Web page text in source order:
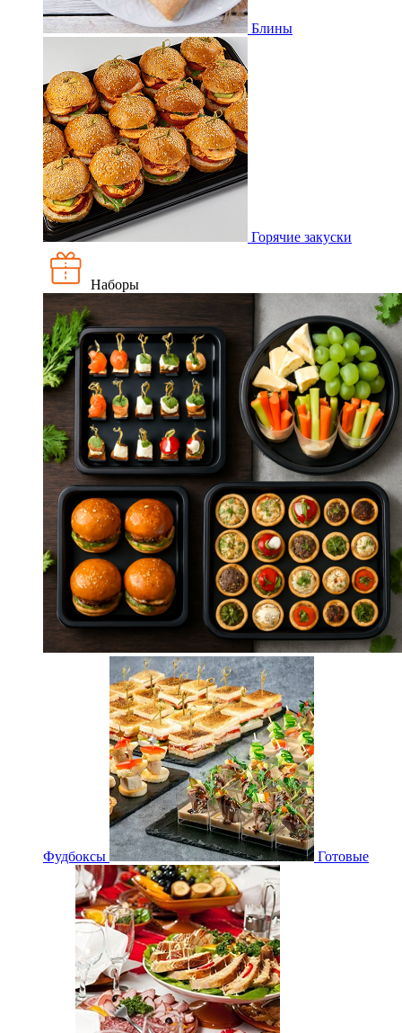
Блины
Горячие закуски
Наборы
Фудбоксы Готовые